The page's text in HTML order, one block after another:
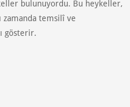
bulunuyordu. Bu heykeller,
zamanda temsilî ve
gösterir.